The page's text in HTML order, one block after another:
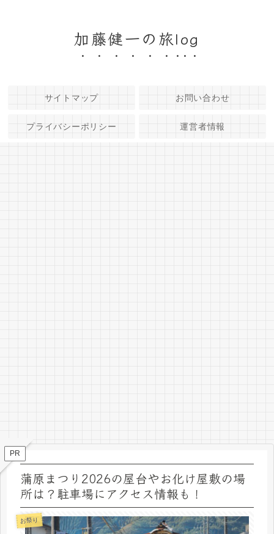
加藤健一の旅log
サイトマップ お問い合わせ
プライバシーポリシー 運営者情報
PR
蒲原まつり2026の屋台やお化け屋敷の場
所は？駐車場にアクセス情報も！
お祭り